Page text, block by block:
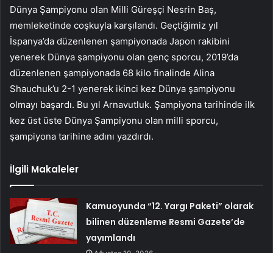
Dünya Şampiyonu olan Milli Güreşçi Nesrin Baş,
memleketinde coşkuyla karşılandı. Geçtiğimiz yıl
İspanya’da düzenlenen şampiyonada Japon rakibini
yenerek Dünya şampiyonu olan genç sporcu, 2019’da
düzenlenen şampiyonada 68 kilo finalinde Alina
Shauchuk’u 2-1 yenerek ikinci kez Dünya şampiyonu
olmayı başardı. Bu yıl Arnavutluk. Şampiyona tarihinde ilk
kez üst üste Dünya Şampiyonu olan milli sporcu,
şampiyona tarihine adını yazdırdı.
İlgili Makaleler
Kamuoyunda “12. Yargı Paketi” olarak
bilinen düzenleme Resmi Gazete’de
yayımlandı